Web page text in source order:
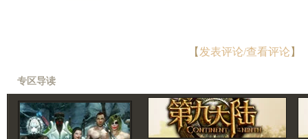
【 发表评论/查看评论 】
专区导读